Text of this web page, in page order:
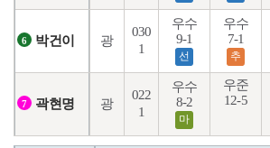
6 박건이 광
030
1
우수
9-1
선
우수
7-1
추
7 곽현명 광
022
1
우수
8-2
마
우준
12-5